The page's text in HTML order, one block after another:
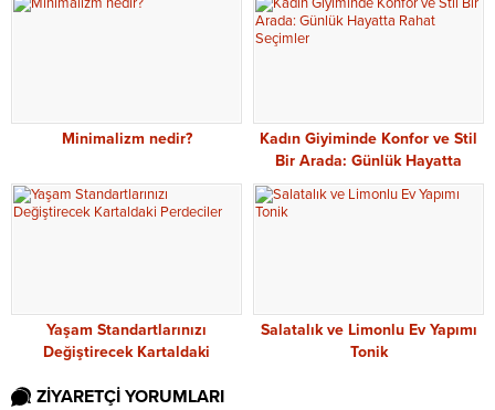
Minimalizm nedir?
Kadın Giyiminde Konfor ve Stil
Bir Arada: Günlük Hayatta
Rahat Seçimler
Yaşam Standartlarınızı
Değiştirecek Kartaldaki
Salatalık ve Limonlu Ev Yapımı
Tonik
ZİYARETÇİ YORUMLARI